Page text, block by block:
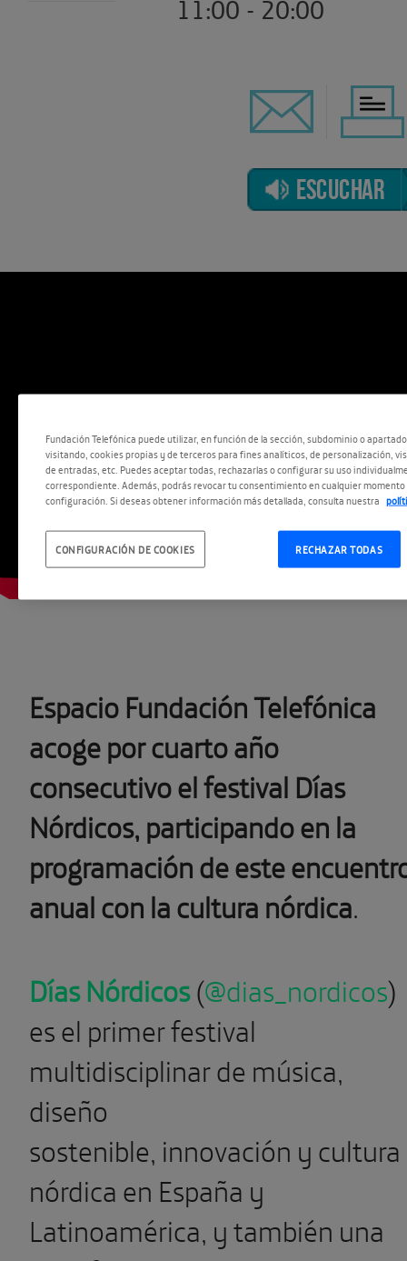
11:00 - 20:00
ESCUCHAR
Espacio Fundación Telefónica
acoge por cuarto año
consecutivo el festival Días
Nórdicos, participando en la
programación de este
anual con la cultura nórdica.
Días Nórdicos(@dias_nordicos)
es el primer festival
multidisciplinar de música,
diseño
sostenible, innovación y cultura
nórdica en España y
Latinoamérica, y también una
Fundación Telefónica puede utilizar, en función de la sección, subdominio o
visitando, cookies propias y de terceros para fines analíticos, de personalización,
de entradas, etc. Puedes aceptar todas, rechazarlas o configurar su uso
correspondiente. Además, podrás revocar tu consentimiento en cualquier momento
configuración. Si deseas obtener información más detallada, consulta nuestra
RECHAZAR TODAS
CONFIGURACIÓN DE COOKIES